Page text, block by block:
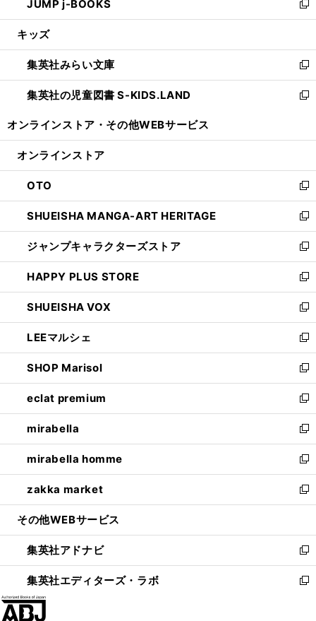
で
開
ド
ウ
開
く
ィ
ン
ウ
で
開
く
い
ウ
ン
ド
ウ
で
JUMP j-BOOKS
新
し
ウ
ィ
ン
ド
開
キッズ
集英社みらい文庫
新
し
い
ン
ウ
で
開
く
集英社の児童図書 S-KIDS.LAND
新
ウ
ン
ド
ウ
で
開
く
オンラインストア・ その他WEBサービス
オンラインストア
OTO
新
し
い
ウ
ィ
ン
ド
ウ
で
開
く
SHUEISHA MANGA-ART HERITAGE
新
し
い
ウ
ィ
ン
ド
ウ
で
開
く
ジャンプキャラクターズストア
新
し
い
ウ
ィ
ン
ド
ウ
で
開
く
HAPPY PLUS STORE
新
し
い
ウ
ィ
ン
ド
ウ
で
開
く
SHUEISHA VOX
新
し
い
ウ
ィ
ン
ド
ウ
で
開
く
LEEマルシェ
新
し
い
ウ
ィ
ン
ド
ウ
で
開
く
SHOP Marisol
新
し
い
ウ
ィ
ン
ド
ウ
で
開
eclat premium
新
し
い
ウ
ィ
ン
ド
ウ
開
く
mirabella
新
し
い
ウ
ィ
ン
ウ
で
開
く
mirabella homme
新
し
い
ウ
ン
ド
ウ
で
zakka market
新
し
ウ
ィ
ン
ド
その他WEBサービス
集英社アドナビ
新
し
い
集英社エディターズ・ラボ
新